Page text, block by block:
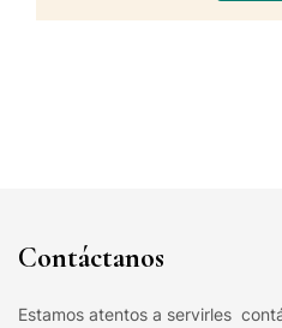
Contáctanos
Estamos atentos a servirles